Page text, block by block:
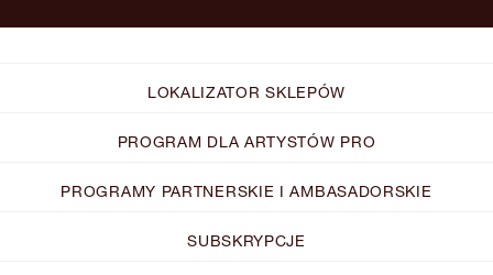
LOKALIZATOR SKLEPÓW
PROGRAM DLA ARTYSTÓW PRO
PROGRAMY PARTNERSKIE I AMBASADORSKIE
SUBSKRYPCJE